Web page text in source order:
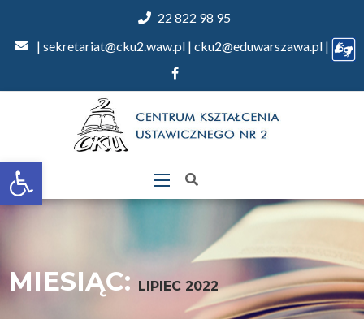
Otwórz
pasek
22 822 98 95
| sekretariat@cku2.waw.pl | cku2@eduwarszawa.pl |
MIESIĄC: LIPIEC 2022